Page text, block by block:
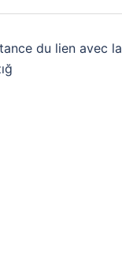
du lien avec la